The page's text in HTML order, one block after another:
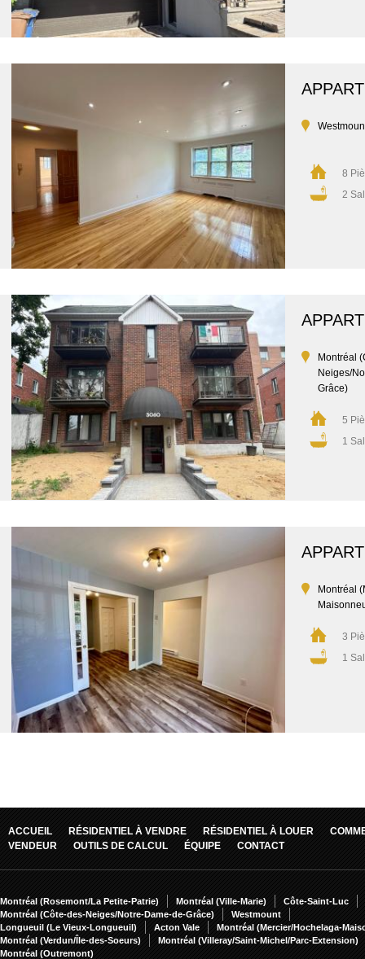
8
2
Montréal
Neiges/
Grâce)
5
1
Montréal
3
1
ACCUEIL RÉSIDENTIEL À VENDRE RÉSIDENTIEL À LOUER
VENDEUR
OUTILS DE CALCUL ÉQUIPE CONTACT
Montréal (Rosemont/La Petite-Patrie) Montréal (Ville-Marie)
Côte-Saint-Luc
Montréal (Côte-des-Neiges/Notre-Dame-de-Grâce)
Westmount
Longueuil (Le Vieux-Longueuil)
Acton Vale
Montréal (Mercier/Hochelaga-
Montréal (Verdun/Île-des-Soeurs)
Montréal (Villeray/Saint-Michel/Parc-Extension)
Montréal (Outremont)